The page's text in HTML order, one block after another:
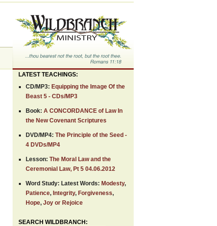
LATEST TEACHINGS:
CD/MP3: Equipping the Image Of the
Beast 5 - CDs/MP3
Book: A CONCORDANCE of Law In
the New Covenant Scriptures
DVD/MP4: The Principle of the Seed -
4 DVDs/MP4
Lesson: The Moral Law and the
Ceremonial Law, Pt 5 04.06.2012
Word Study: Latest Words: Modesty,
Patience, Integrity, Forgiveness,
Hope, Joy or Rejoice
SEARCH WILDBRANCH: